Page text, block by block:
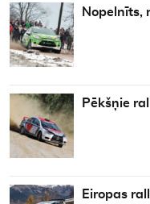
Nopelnīts,
Pēkšņie
Eiropas